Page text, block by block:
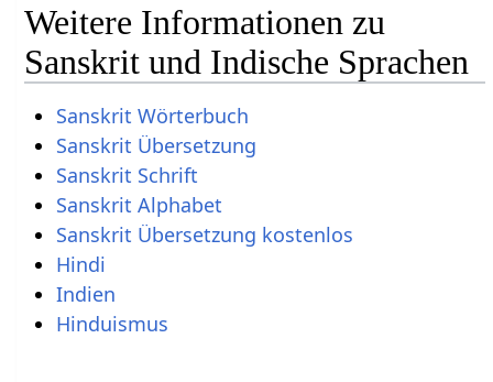
Weitere Informationen zu
Sanskrit und Indische Sprachen
Sanskrit Wörterbuch
Sanskrit Übersetzung
Sanskrit Schrift
Sanskrit Alphabet
Sanskrit Übersetzung kostenlos
Hindi
Indien
Hinduismus